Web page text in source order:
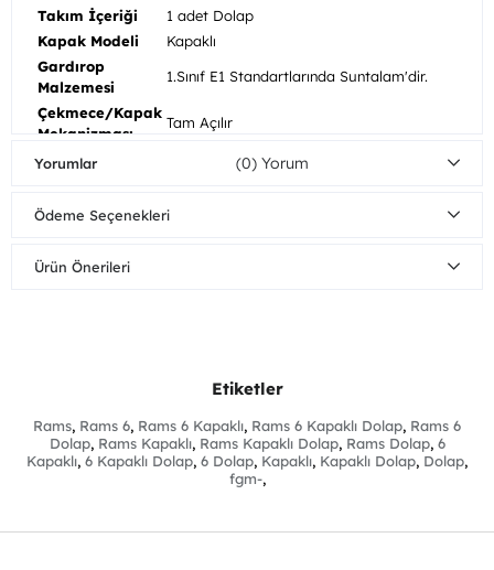
Takım İçeriği
1 adet Dolap
Kapak Modeli
Kapaklı
Gardırop
Malzemesi
1.Sınıf E1 Standartlarında Suntalam'dir.
Çekmece/Kapak
Mekanizması
Tam Açılır
Ahşap
Önerisi
Mobilyalarınızı nemli bezle silerek
süreli yüzeye temasından kaçınınız.
Fonksiyonu
Yorumlar (0)
Ödeme Seçenekleri
Ürün Önerileri
Etiketler
Rams, Rams 6, Rams 6 Kapaklı, Rams 6 Kapaklı Dolap, Rams 6
Dolap, Rams Kapaklı, Rams Kapaklı Dolap, Rams Dolap, 6
Kapaklı, 6 Kapaklı Dolap, 6 Dolap, Kapaklı, Kapaklı Dolap, Dolap,
fgm-,